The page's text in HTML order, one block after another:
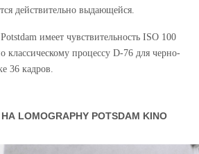
действительно выдающейся.
имеет чувствительность ISO 100
классическому процессу D-76 для черно-
36 кадров.
POTSDAM KINO